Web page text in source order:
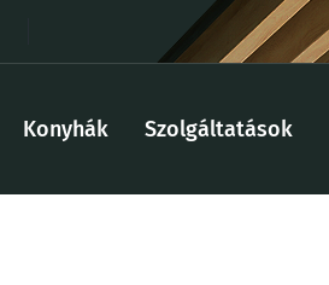
Konyhák Szolgáltatások